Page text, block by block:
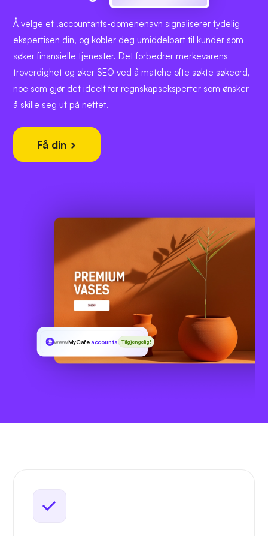
Å velge et .accountants-domenenavn signaliserer tydelig
ekspertisen din, og kobler deg umiddelbart til kunder som
søker finansielle tjenester. Det forbedrer merkevarens
troverdighet og øker SEO ved å matche ofte søkte søkeord,
noe som gjør det ideelt for regnskapseksperter som ønsker
å skille seg ut på nettet.
Få din
wwwMyCafe.accountantsTilgjengelig!